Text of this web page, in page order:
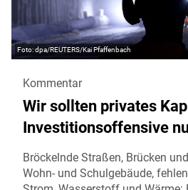
dpa/REUTERS/Kai Pfaffenbach
Kommentar
Wir sollten privates
Investitionsoffensive
Bröckelnde Straßen, Brücken
Wohn- und Schulgebäude,